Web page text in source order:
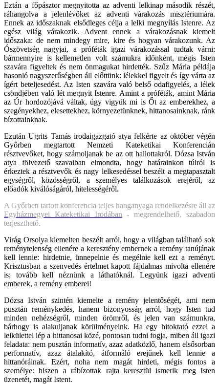
Eztán a főpásztor megnyitotta az adventi lelkinap második részét,
ráhangolva a jelenlévőket az adventi várakozás misztériumára.
Ennek az időszaknak elsődleges célja a lelki megnyílás Istenre. Az
egész világ várakozik. Advent ennek a várakozásnak kiemelt
időszaka: de nem mindegy mire, kire és hogyan várakozunk. Az
Ószövetség nagyjai, a próféták igazi várakozással tudtak várni:
bármennyire is kellemetlen volt számukra időnként, mégis Isten
szavára figyeltek és nem önmagukat hirdették. Szűz Mária példája
hasonló nagyszerűségben áll előttünk: lélekkel figyelt és így várta az
ígért beteljesedést. Az Isten szavára való belső odafigyelés, a lélek
csöndjében való lét megnyit Istenre. Amint a próféták, amint Mária
az Úr hordozójává váltak, úgy vigyük mi is Őt az emberekhez, a
szegényekhez, elesettekhez, környezetünknek, hittanosainknak, ránk
bízottainknak.
Ezután Ugrits Tamás irodaigazgató atya felkérte az október végén
Győrben megtartott Nemzeti Kateketikai Konferencián
résztvevőket, hogy számoljanak be az ott hallottakról. Dózsa István
atya fölvezető szavaiban elmondta, hogy határainkon túlról is
érkeztek a résztvevők és nagy lelkesedéssel beszélt a megtapasztalt
egységről, közösségről, a személyes találkozások erejéről, az
előadók kiválóságáról, hitelességéről.
A Győrben tartott konferencia teljes hanganyaga rendelkezésre áll az
Egyházmegyei Kateketikai Irodában - megrendelhető, szabadon
terjeszthető.
Virág Orsolya kiemelten beszélt arról, hogy a világban található sok
reménytelenség ellenére a keresztény embernek a remény tanújának
kell lennie: hirdetnie, ünnepelnie és megélnie kell ezt a reményt.
Krisztusban a szenvedés értelmet kapott fájdalmas mivolta ellenére
is; tovább kell néznünk a láthatóknál. Legyünk igazi adventi
emberek, a remény emberei!
Dózsa István szintén kiemelte a remény jelentőségét, ami nem
pusztán reménykedés, hanem bizonyosság arról, hogy Isten tud
minden nehézségről, minden örömről, és jelen van számunkra,
bárhogy is alakuljanak körülményeink. Ha egy hitoktató ezzel a
lelkülettel lép a hittanosai közé, pontosan tudni fogja, miben áll igazi
feladata: nem pusztán informatív, azaz adatközlő, hanem elsősorban
performatív, azaz átalakító, átformáló erejűnek kell lennie a
hittanóráinak. Ezért, noha nem magát hirdeti, mégis fontos a
személye: hiszen a rábízottak rajta keresztül ismerik meg Isten
üzenetét, magát Istent.